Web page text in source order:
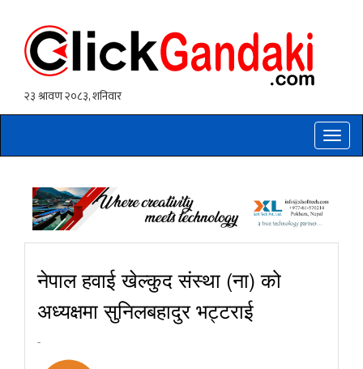
Toggle
नेपाल हवाई खेल्कुद संस्था (ना) को
अध्यक्षमा सुनिलबहादुर भट्टराई
-